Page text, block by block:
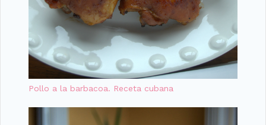
Pollo a la barbacoa. Receta cubana